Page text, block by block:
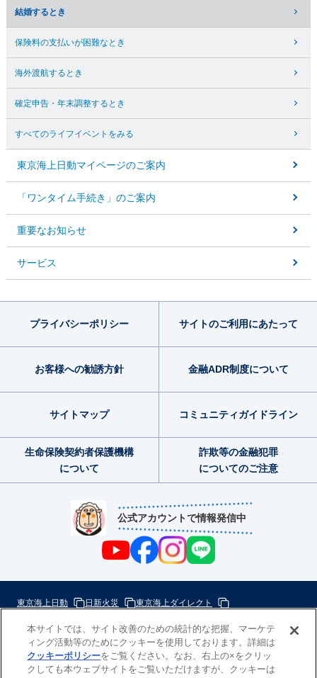
結婚するとき
保険料の支払いが困難なとき
海外渡航するとき
確定申告・年末調整するとき
すべてのライフイベントをみる
東京海上日動マイページのご案内
「ワンタイム手続き」のご案内
重要なお知らせ
サービス
公式アカウントで情報発信中
プライバシーポリシー サイトのご利用にあたって
お客様への勧誘方針 金融ADR制度について
サイトマップ コミュニティガイドライン
生命保険契約者保護機構
について
詐欺等の金融犯罪
についてのご注意
東京海上日動 日新火災
東京海上ダイレクト
本サイトでは、サイト改善のための統計的な把握、マーケテ
ィング活動等のためにクッキーを使用しております。詳細は
クッキーポリシーをご覧ください。なお、右上の×をクリッ
クしても本ウェブサイトをご覧いただけますが、クッキーは